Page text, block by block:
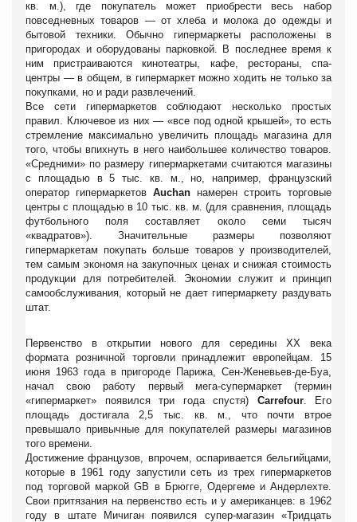
кв. м.), где покупатель может приобрести весь набор
повседневных товаров — от хлеба и молока до одежды и
бытовой техники. Обычно гипермаркеты расположены в
пригородах и оборудованы парковкой. В последнее время к
ним пристраиваются кинотеатры, кафе, рестораны, спа-
центры — в общем, в гипермаркет можно ходить не только за
покупками, но и ради развлечений.
Все сети гипермаркетов соблюдают несколько простых
правил. Ключевое из них — «все под одной крышей», то есть
стремление максимально увеличить площадь магазина для
того, чтобы впихнуть в него наибольшее количество товаров.
«Средними» по размеру гипермаркетами считаются магазины
с площадью в 5 тыс. кв. м., но, например, французский
оператор гипермаркетов Auchan намерен строить торговые
центры с площадью в 10 тыс. кв. м. (для сравнения, площадь
футбольного поля составляет около семи тысяч
«квадратов»). Значительные размеры позволяют
гипермаркетам покупать больше товаров у производителей,
тем самым экономя на закупочных ценах и снижая стоимость
продукции для потребителей. Экономии служит и принцип
самообслуживания, который не дает гипермаркету раздувать
штат.
Первенство в открытии нового для середины XX века
формата розничной торговли принадлежит европейцам. 15
июня 1963 года в пригороде Парижа, Сен-Женевьев-де-Буа,
начал свою работу первый мега-супермаркет (термин
«гипермаркет» появился три года спустя) Carrefour. Его
площадь достигала 2,5 тыс. кв. м., что почти втрое
превышало привычные для покупателей размеры магазинов
того времени.
Достижение французов, впрочем, оспаривается бельгийцами,
которые в 1961 году запустили сеть из трех гипермаркетов
под торговой маркой GB в Брюгге, Одергеме и Андерлехте.
Свои притязания на первенство есть и у американцев: в 1962
году в штате Мичиган появился супер-магазин «Тридцать